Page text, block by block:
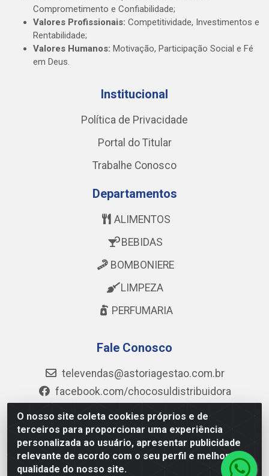
O nosso site coleta cookies próprios e de
terceiros para proporcionar uma experiência
personalizada ao usuário, apresentar publicidade
relevante de acordo com o seu perfil e melhorar a
qualidade do nosso site.
Comprometimento e Confiabilidade;
Valores Profissionais: Competitividade, Investimentos e
Rentabilidade;
Valores Humanos: Motivação, Participação Social e Fé
em Deus.
Institucional
Política de Privacidade
Portal do Titular
Trabalhe Conosco
Departamentos
ALIMENTOS
BEBIDAS
BOMBONIERE
LIMPEZA
PERFUMARIA
Fale Conosco
televendas@astoriagestao.com.br
facebook.com/chocosuldistribuidora
@chocosul.distribuidora
(73) 99986-6043